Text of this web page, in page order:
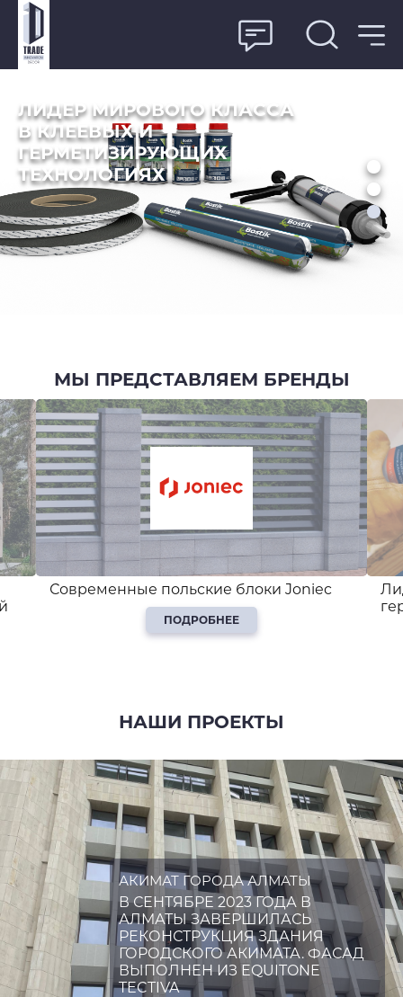
ЛИДЕР МИРОВОГО КЛАССА
В КЛЕЕВЫХ И
ГЕРМЕТИЗИРУЮЩИХ
ТЕХНОЛОГИЯХ
МЫ ПРЕДСТАВЛЯЕМ БРЕНДЫ
Современные польские блоки Joniec
ПОДРОБНЕЕ
НАШИ ПРОЕКТЫ
АКИМАТ ГОРОДА АЛМАТЫ
В СЕНТЯБРЕ 2023 ГОДА В
АЛМАТЫ ЗАВЕРШИЛАСЬ
РЕКОНСТРУКЦИЯ ЗДАНИЯ
ГОРОДСКОГО АКИМАТА. ФАСАД
ВЫПОЛНЕН ИЗ EQUITONE
TECTIVA